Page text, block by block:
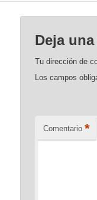
Deja
Tu dirección de
Los campos
Comentario *